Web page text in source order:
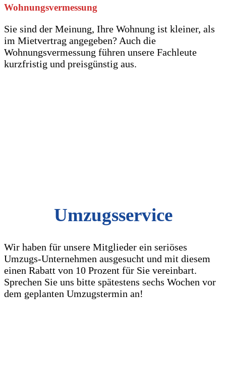
Wohnungsvermessung
Sie sind der Meinung, Ihre Wohnung ist kleiner, als
im Mietvertrag angegeben? Auch die
Wohnungsvermessung führen unsere Fachleute
kurzfristig und preisgünstig aus.
Umzugsservice
Wir haben für unsere Mitglieder ein seriöses
Umzugs-Unternehmen ausgesucht und mit diesem
einen Rabatt von 10 Prozent für Sie vereinbart.
Sprechen Sie uns bitte spätestens sechs Wochen vor
dem geplanten Umzugstermin an!